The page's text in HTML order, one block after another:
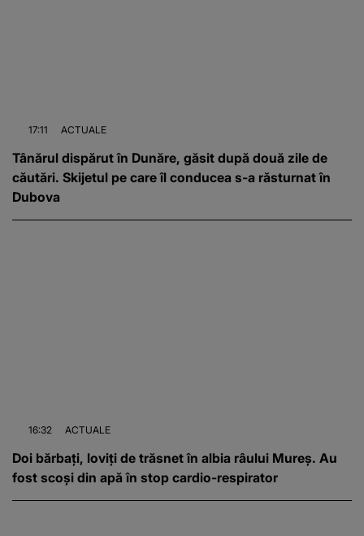
17:11 ACTUALE
Tânărul dispărut în Dunăre, găsit după două zile de
căutări. Skijetul pe care îl conducea s-a răsturnat în
Dubova
16:32 ACTUALE
Doi bărbați, loviți de trăsnet în albia râului Mureș. Au
fost scoși din apă în stop cardio-respirator